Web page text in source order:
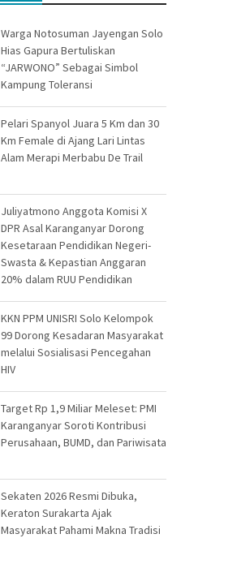
Warga Notosuman Jayengan Solo
Hias Gapura Bertuliskan
“JARWONO” Sebagai Simbol
Kampung Toleransi
Pelari Spanyol Juara 5 Km dan 30
Km Female di Ajang Lari Lintas
Alam Merapi Merbabu De Trail
Juliyatmono Anggota Komisi X
DPR Asal Karanganyar Dorong
Kesetaraan Pendidikan Negeri-
Swasta & Kepastian Anggaran
20% dalam RUU Pendidikan
KKN PPM UNISRI Solo Kelompok
99 Dorong Kesadaran Masyarakat
melalui Sosialisasi Pencegahan
HIV
Target Rp 1,9 Miliar Meleset: PMI
Karanganyar Soroti Kontribusi
Perusahaan, BUMD, dan Pariwisata
Sekaten 2026 Resmi Dibuka,
Keraton Surakarta Ajak
Masyarakat Pahami Makna Tradisi